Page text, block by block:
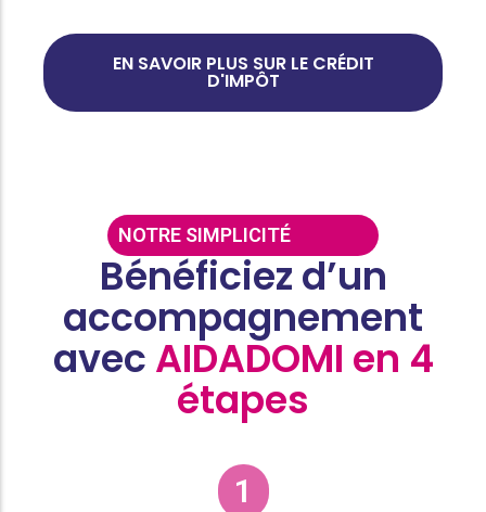
EN SAVOIR PLUS SUR LE CRÉDIT
D'IMPÔT
NOTRE SIMPLICITÉ
Bénéficiez d’un
accompagnement
avec AIDADOMI en 4
étapes
1